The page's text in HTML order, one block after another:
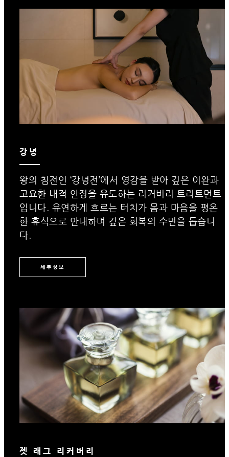
강녕
왕의 침전인 ‘강녕전’에서 영감을 받아 깊은 이완과
고요한 내적 안정을 유도하는 리커버리 트리트먼트
입니다. 유연하게 흐르는 터치가 몸과 마음을 평온
한 휴식으로 안내하며 깊은 회복의 수면을 돕습니
다.
세부정보
젯 래그 리커버리